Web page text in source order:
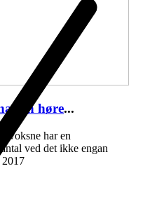
en høre...
har en
ved det ikke engan
2017